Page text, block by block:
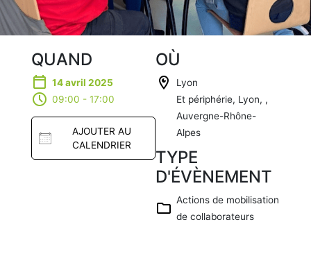
QUAND
14 avril 2025
09:00 - 17:00
AJOUTER AU
CALENDRIER
OÙ
Lyon
Et périphérie, Lyon, ,
Auvergne-Rhône-
Alpes
TYPE
D'ÉVÈNEMENT
Actions de mobilisation
de collaborateurs